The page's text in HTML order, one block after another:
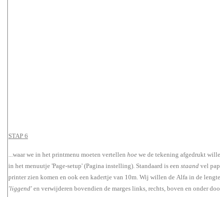
STAP 6
...waar we in het printmenu moeten vertellen hoe we de tekening afgedrukt
in het menuutje 'Page-setup' (Pagina instelling). Standaard is een staand vel
printer zien komen en ook een kadertje van 10m. Wij willen de Alfa in de
'liggend' en verwijderen bovendien de marges links, rechts, boven en onder